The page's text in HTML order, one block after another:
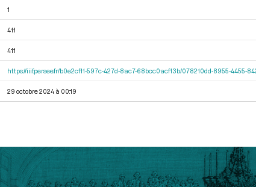
1
411
411
https://iiif.persee.fr/b0e2cf11-597c-427d-8ac7-68bcc0acf13b/078210dd-8955-4455-
29 octobre 2024 à 00:19